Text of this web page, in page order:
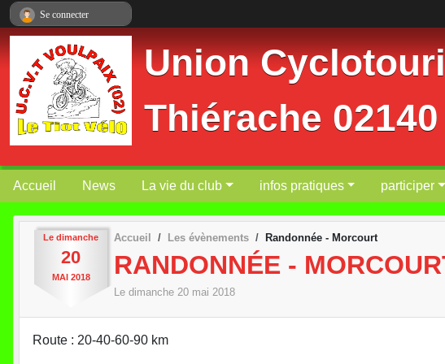
Union
Thiérache
Accueil News La vie du club infos pratiques participer
Le dimanche
20
MAI 2018
Accueil Les évènements Randonnée - Morcourt
RANDONNÉE -
Le dimanche 20 mai 2018
Route : 20-40-60-90 km
Se connecter
Panneau de gestion des cookies